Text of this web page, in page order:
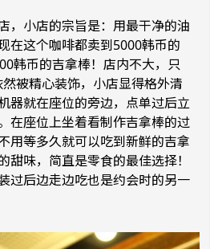
，小店的宗旨是：用最干净的油
在这个咖啡都卖到5000韩币的
韩币的吉拿棒！店内不大，只
被精心装饰，小店显得格外清
器就在座位的旁边，点单过后立
在座位上坐着看制作吉拿棒的过
用等多久就可以吃到新鲜的吉拿
甜味，简直是零食的最佳选择！
过后边走边吃也是约会时的另一